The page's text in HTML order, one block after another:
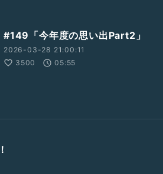
#149「今年度の思い出Part2」
2026-03-28 21:00:11
3500
05:55